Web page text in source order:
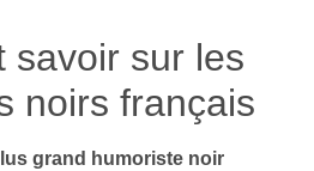
savoir sur les
noirs français
grand humoriste noir